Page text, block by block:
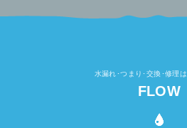
水漏れ･つまり･交換･修理
FLOW